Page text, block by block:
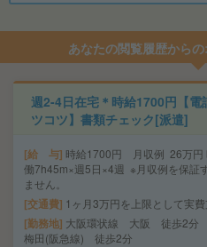
あなたの閲覧履歴から
週2-4日在宅＊時給1700円【電
ツコツ】書類チェック[派遣]
給 与 時給1700円 月収例 26万円
働7h45m×週5日×4週 ※月収例を保証
ません。
交通費 1ヶ月3万円を上限として実
勤務地 大阪環状線 大阪 徒歩2分
梅田(阪急線) 徒歩2分